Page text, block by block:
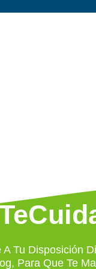
Tu Disposición
Para Que Te